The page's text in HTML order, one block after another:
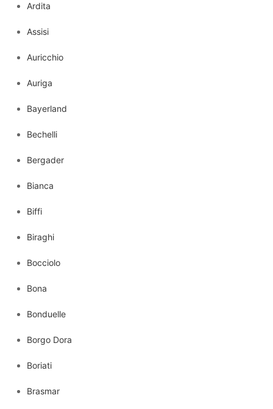
Ardita
Assisi
Auricchio
Auriga
Bayerland
Bechelli
Bergader
Bianca
Biffi
Biraghi
Bocciolo
Bona
Bonduelle
Borgo Dora
Boriati
Brasmar